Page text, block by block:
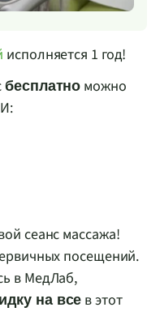
исполняется 1 год!
бесплатно можно
сеанс массажа!
посещений.
в МедЛаб,
на все в этот